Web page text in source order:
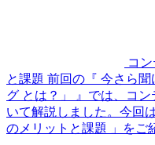
コ
と課題 前回の『 今さら
グ とは？」 』では、コ
いて解説しました。今回
のメリットと課題 」をご